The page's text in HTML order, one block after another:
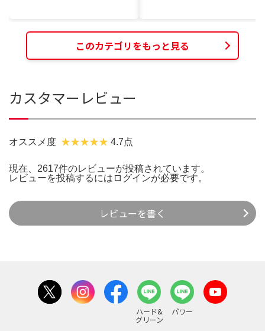
このカテゴリをもっと見る
カスタマーレビュー
オススメ度 4.7点
現在、2617件のレビューが投稿されています。
レビューを投稿するには ログインが必要です。
レビューを書く
ハード&
グリーン
パワー